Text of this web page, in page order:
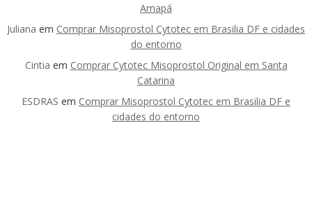
Amapá
Juliana em Comprar Misoprostol Cytotec em Brasilia DF e cidades
do entorno
Cintia em Comprar Cytotec Misoprostol Original em Santa
Catarina
ESDRAS em Comprar Misoprostol Cytotec em Brasilia DF e
cidades do entorno